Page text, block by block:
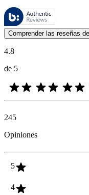
Estas reseñas las
Las opiniones de los
Comprender las reseñas
4.8
de 5
245
Opiniones
5
4